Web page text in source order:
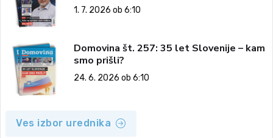
1. 7. 2026 ob 6:10
Domovina št. 257: 35 let Slovenije – kam
smo prišli?
24. 6. 2026 ob 6:10
Ves izbor urednika